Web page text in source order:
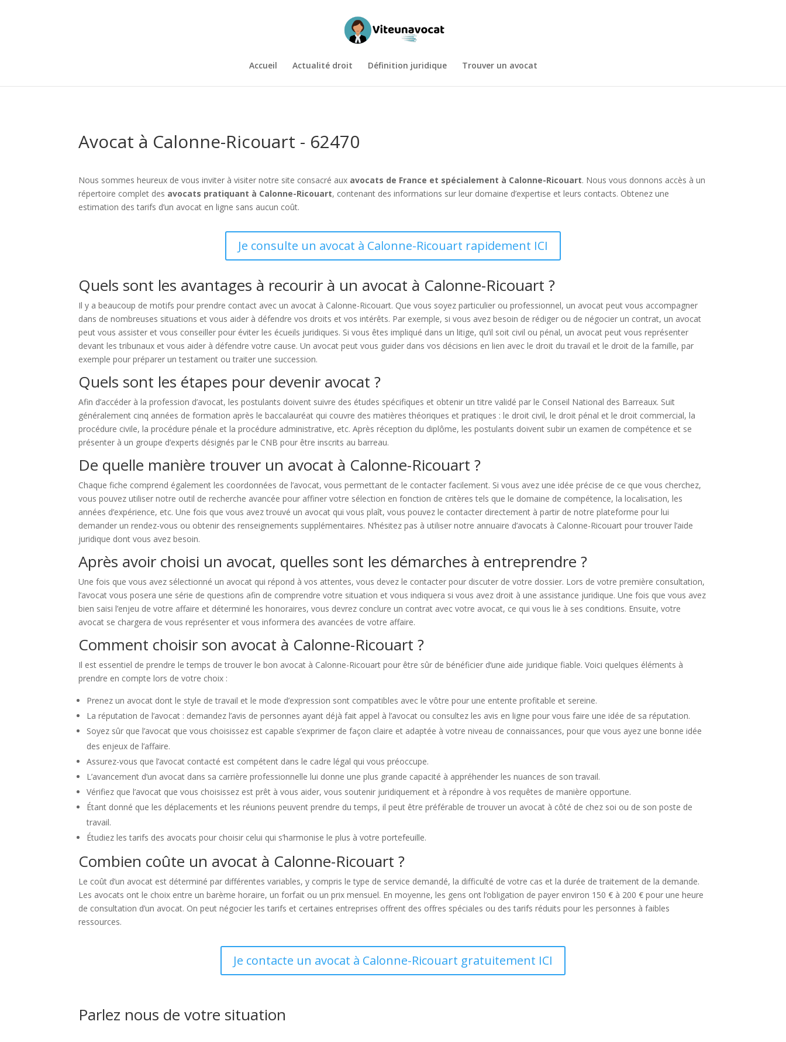
Accueil Actualité droit Définition juridique Trouver un avocat
Avocat à Calonne-Ricouart - 62470
Nous sommes heureux de vous inviter à visiter notre site consacré aux avocats de France et spécialement à Calonne-Ricouart. Nous vous donnons accès à un
répertoire complet des avocats pratiquant à Calonne-Ricouart, contenant des informations sur leur domaine d’expertise et leurs contacts. Obtenez une
estimation des tarifs d’un avocat en ligne sans aucun coût.
Je consulte un avocat à Calonne-Ricouart rapidement ICI
Quels sont les avantages à recourir à un avocat à Calonne-Ricouart ?
Il y a beaucoup de motifs pour prendre contact avec un avocat à Calonne-Ricouart. Que vous soyez particulier ou professionnel, un avocat peut vous accompagner
dans de nombreuses situations et vous aider à défendre vos droits et vos intérêts. Par exemple, si vous avez besoin de rédiger ou de négocier un contrat, un avocat
peut vous assister et vous conseiller pour éviter les écueils juridiques. Si vous êtes impliqué dans un litige, qu’il soit civil ou pénal, un avocat peut vous représenter
devant les tribunaux et vous aider à défendre votre cause. Un avocat peut vous guider dans vos décisions en lien avec le droit du travail et le droit de la famille, par
exemple pour préparer un testament ou traiter une succession.
Quels sont les étapes pour devenir avocat ?
Afin d’accéder à la profession d’avocat, les postulants doivent suivre des études spécifiques et obtenir un titre validé par le Conseil National des Barreaux. Suit
généralement cinq années de formation après le baccalauréat qui couvre des matières théoriques et pratiques : le droit civil, le droit pénal et le droit commercial, la
procédure civile, la procédure pénale et la procédure administrative, etc. Après réception du diplôme, les postulants doivent subir un examen de compétence et se
présenter à un groupe d’experts désignés par le CNB pour être inscrits au barreau.
De quelle manière trouver un avocat à Calonne-Ricouart ?
Chaque fiche comprend également les coordonnées de l’avocat, vous permettant de le contacter facilement. Si vous avez une idée précise de ce que vous cherchez,
vous pouvez utiliser notre outil de recherche avancée pour affiner votre sélection en fonction de critères tels que le domaine de compétence, la localisation, les
années d’expérience, etc. Une fois que vous avez trouvé un avocat qui vous plaît, vous pouvez le contacter directement à partir de notre plateforme pour lui
demander un rendez-vous ou obtenir des renseignements supplémentaires. N’hésitez pas à utiliser notre annuaire d’avocats à Calonne-Ricouart pour trouver l’aide
juridique dont vous avez besoin.
Après avoir choisi un avocat, quelles sont les démarches à entreprendre ?
Une fois que vous avez sélectionné un avocat qui répond à vos attentes, vous devez le contacter pour discuter de votre dossier. Lors de votre première consultation,
l’avocat vous posera une série de questions afin de comprendre votre situation et vous indiquera si vous avez droit à une assistance juridique. Une fois que vous avez
bien saisi l’enjeu de votre affaire et déterminé les honoraires, vous devrez conclure un contrat avec votre avocat, ce qui vous lie à ses conditions. Ensuite, votre
avocat se chargera de vous représenter et vous informera des avancées de votre affaire.
Comment choisir son avocat à Calonne-Ricouart ?
Il est essentiel de prendre le temps de trouver le bon avocat à Calonne-Ricouart pour être sûr de bénéficier d’une aide juridique fiable. Voici quelques éléments à
prendre en compte lors de votre choix :
Prenez un avocat dont le style de travail et le mode d’expression sont compatibles avec le vôtre pour une entente profitable et sereine.
La réputation de l’avocat : demandez l’avis de personnes ayant déjà fait appel à l’avocat ou consultez les avis en ligne pour vous faire une idée de sa réputation.
Soyez sûr que l’avocat que vous choisissez est capable s’exprimer de façon claire et adaptée à votre niveau de connaissances, pour que vous ayez une bonne idée
des enjeux de l’affaire.
Assurez-vous que l’avocat contacté est compétent dans le cadre légal qui vous préoccupe.
L’avancement d’un avocat dans sa carrière professionnelle lui donne une plus grande capacité à appréhender les nuances de son travail.
Vérifiez que l’avocat que vous choisissez est prêt à vous aider, vous soutenir juridiquement et à répondre à vos requêtes de manière opportune.
Étant donné que les déplacements et les réunions peuvent prendre du temps, il peut être préférable de trouver un avocat à côté de chez soi ou de son poste de
travail.
Étudiez les tarifs des avocats pour choisir celui qui s’harmonise le plus à votre portefeuille.
Combien coûte un avocat à Calonne-Ricouart ?
Le coût d’un avocat est déterminé par différentes variables, y compris le type de service demandé, la difficulté de votre cas et la durée de traitement de la demande.
Les avocats ont le choix entre un barème horaire, un forfait ou un prix mensuel. En moyenne, les gens ont l’obligation de payer environ 150 € à 200 € pour une heure
de consultation d’un avocat. On peut négocier les tarifs et certaines entreprises offrent des offres spéciales ou des tarifs réduits pour les personnes à faibles
ressources.
Je contacte un avocat à Calonne-Ricouart gratuitement ICI
Parlez nous de votre situation